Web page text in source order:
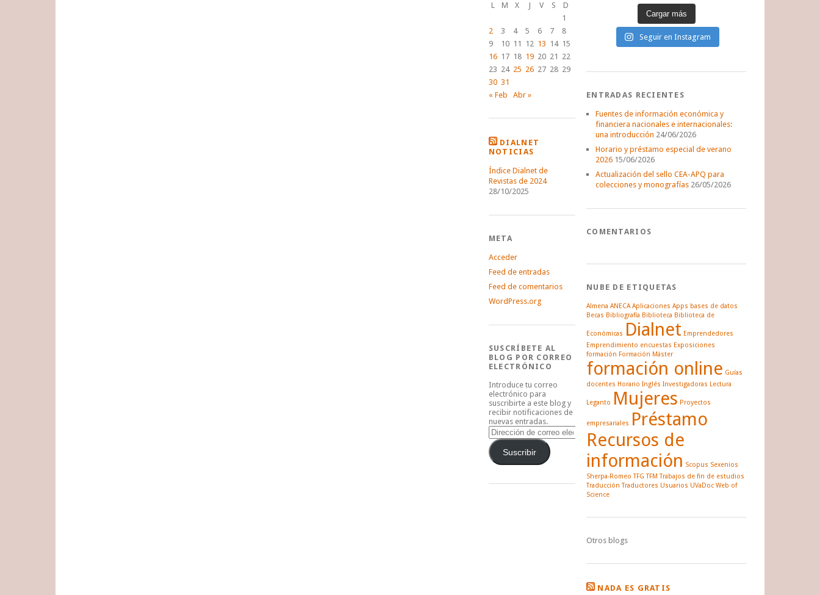
L
M X J V S
D
1
2
3 4 5 6 7
8
9
10 11 12 13 14 15
16 17 18 19 20 21 22
23 24 25 26 27 28 29
30 31
« Feb
Abr »
DIALNET
NOTICIAS
Índice Dialnet de
Revistas de 2024
28/10/2025
META
Acceder
Feed de entradas
Feed de comentarios
WordPress.org
SUSCRÍBETE AL
BLOG POR CORREO
ELECTRÓNICO
Introduce tu correo
electrónico para
suscribirte a este blog y
recibir notificaciones de
nuevas entradas.
Dirección
de
correo
electrónico
Suscribir
Cargar más
Seguir en Instagram
ENTRADAS RECIENTES
Fuentes de información económica y
financiera nacionales e internacionales:
una introducción 24/06/2026
Horario y préstamo especial de verano
2026 15/06/2026
Actualización del sello CEA-APQ para
colecciones y monografías 26/05/2026
COMENTARIOS
NUBE DE ETIQUETAS
Almena ANECA Aplicaciones Apps bases de datos
Becas Bibliografía Biblioteca Biblioteca de
Económicas Dialnet Emprendedores
Emprendimiento encuestas Exposiciones
formación Formación Máster
formación online Guías
docentes Horario Inglés Investigadoras Lectura
Leganto Mujeres Proyectos
empresariales Préstamo
Recursos de
información Scopus Sexenios
Sherpa-Romeo TFG TFM Trabajos de fin de estudios
Traducción Traductores Usuarios UVaDoc Web of
Science
Otros blogs
NADA ES GRATIS